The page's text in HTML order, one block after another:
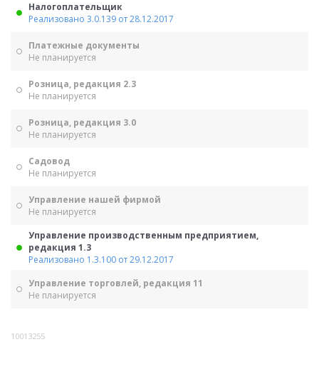
Налогоплательщик
Реализовано 3.0.139 от 28.12.2017
Платежные документы
Не планируется
Розница, редакция 2.3
Не планируется
Розница, редакция 3.0
Не планируется
Садовод
Не планируется
Управление нашей фирмой
Не планируется
Управление производственным предприятием,
редакция 1.3
Реализовано 1.3.100 от 29.12.2017
Управление торговлей, редакция 11
Не планируется
10013255